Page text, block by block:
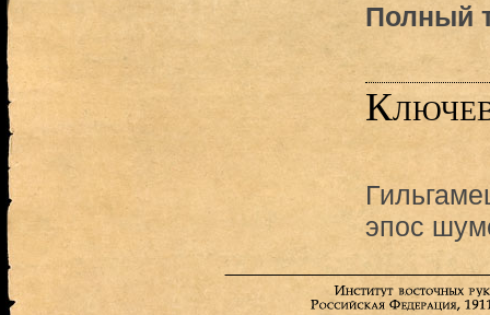
Полный
эпос